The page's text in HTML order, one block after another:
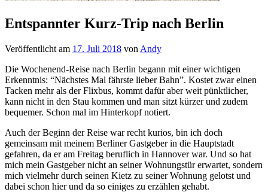
Entspannter Kurz-Trip nach Berlin
Veröffentlicht am 17. Juli 2018 von Andy
Die Wochenend-Reise nach Berlin begann mit einer wichtigen
Erkenntnis: “Nächstes Mal fährste lieber Bahn”. Kostet zwar einen
Tacken mehr als der Flixbus, kommt dafür aber weit pünktlicher,
kann nicht in den Stau kommen und man sitzt kürzer und zudem
bequemer. Schon mal im Hinterkopf notiert.
Auch der Beginn der Reise war recht kurios, bin ich doch
gemeinsam mit meinem Berliner Gastgeber in die Hauptstadt
gefahren, da er am Freitag beruflich in Hannover war. Und so hat
mich mein Gastgeber nicht an seiner Wohnungstür erwartet, sondern
mich vielmehr durch seinen Kietz zu seiner Wohnung gelotst und
dabei schon hier und da so einiges zu erzählen gehabt.